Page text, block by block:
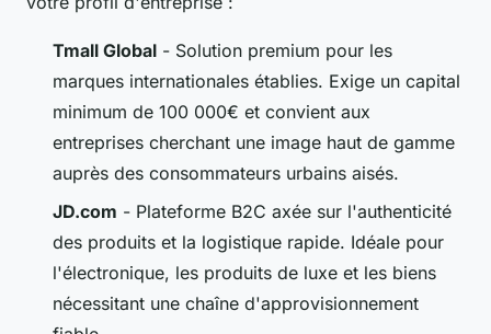
Tmall Global - Solution premium pour les
marques internationales établies. Exige un capital
minimum de 100 000€ et convient aux
entreprises cherchant une image haut de gamme
auprès des consommateurs urbains aisés.
JD.com - Plateforme B2C axée sur l'authenticité
des produits et la logistique rapide. Idéale pour
l'électronique, les produits de luxe et les biens
nécessitant une chaîne d'approvisionnement